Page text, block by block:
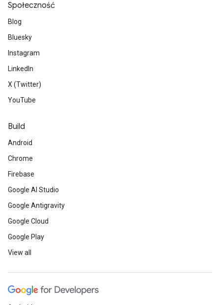
Społeczność
Blog
Bluesky
Instagram
LinkedIn
X (Twitter)
YouTube
Build
Android
Chrome
Firebase
Google AI Studio
Google Antigravity
Google Cloud
Google Play
View all